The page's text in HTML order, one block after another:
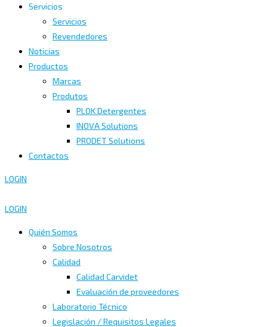
Servicios
Servicios
Revendedores
Noticias
Productos
Marcas
Produtos
PLOK Detergentes
INOVA Solutions
PRODET Solutions
Contactos
LOGIN
LOGIN
Quién Somos
Sobre Nosotros
Calidad
Calidad Carvidet
Evaluación de proveedores
Laboratorio Técnico
Legislación / Requisitos Legales